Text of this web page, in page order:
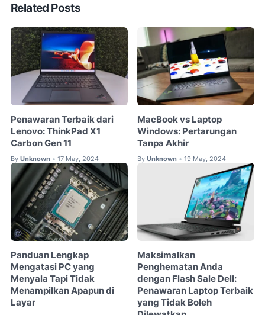
Related Posts
Penawaran Terbaik dari
Lenovo: ThinkPad X1
Carbon Gen 11
By Unknown • 17 May, 2024
MacBook vs Laptop
Windows: Pertarungan
Tanpa Akhir
By Unknown • 19 May, 2024
Panduan Lengkap
Mengatasi PC yang
Menyala Tapi Tidak
Menampilkan Apapun di
Layar
Maksimalkan
Penghematan Anda
dengan Flash Sale Dell:
Penawaran Laptop Terbaik
yang Tidak Boleh